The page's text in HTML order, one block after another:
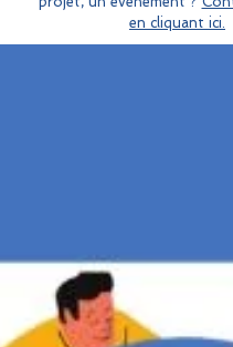
en cliquant ici.